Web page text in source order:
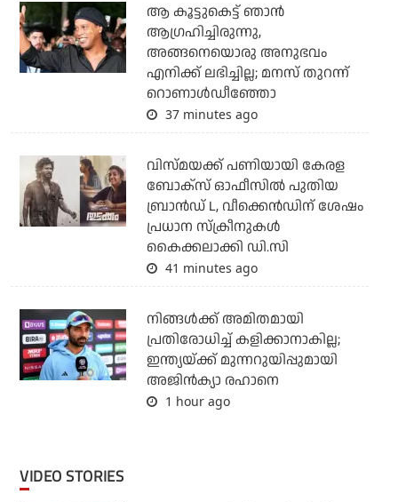
ആ കൂട്ടുകെട്ട് ഞാന്‍
ആഗ്രഹിച്ചിരുന്നു,
അങ്ങനെയൊരു അനുഭവം
എനിക്ക് ലഭിച്ചില്ല; മനസ് തുറന്ന്
റൊണാള്‍ഡീഞ്ഞോ
37 minutes ago
വിസ്മയക്ക് പണിയായി കേരള
ബോക്‌സ് ഓഫീസില്‍ പുതിയ
ബ്രാന്‍ഡ് L, വീക്കെന്‍ഡിന് ശേഷം
പ്രധാന സ്‌ക്രീനുകള്‍
കൈക്കലാക്കി ഡി.സി
41 minutes ago
നിങ്ങള്‍ക്ക് അമിതമായി
പ്രതിരോധിച്ച് കളിക്കാനാകില്ല;
ഇന്ത്യയ്ക്ക് മുന്നറുയിപ്പുമായി
അജിന്‍ക്യാ രഹാനെ
1 hour ago
VIDEO STORIES